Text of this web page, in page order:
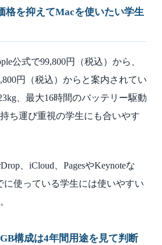
格を抑えてMacを使いたい学生
公式で99,800円（税込）から、
円（税込）からと案内されてい
、最大16時間のバッテリー駆動
ち運び重視の学生にも合いやす
、iCloud、PagesやKeynoteな
に使っている学生には使いやすい
構成は4年間用途を見て判断